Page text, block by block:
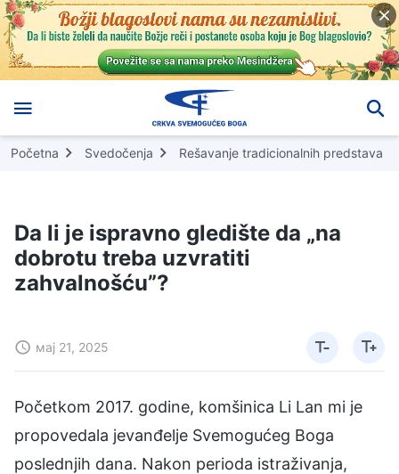
Početna Svedočenja Rešavanje tradicionalnih predstava
Da li je ispravno gledište da „na
dobrotu treba uzvratiti
zahvalnošću”?
мај 21, 2025
Početkom 2017. godine, komšinica Li Lan mi je
propovedala jevanđelje Svemogućeg Boga
poslednjih dana. Nakon perioda istraživanja,